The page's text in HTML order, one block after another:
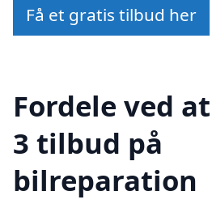
Få et gratis tilbud her
Fordele ved
3 tilbud på
bilreparation